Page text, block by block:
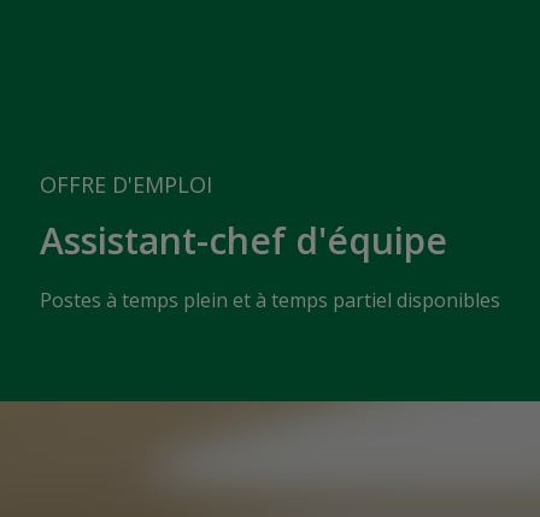
OFFRE D'EMPLOI
Assistant-chef d'équipe
Postes à temps plein et à temps partiel disponibles